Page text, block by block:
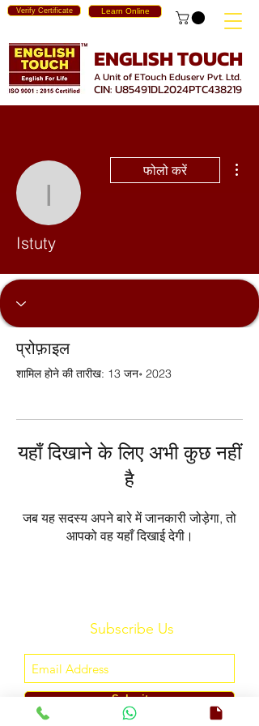
Learn Online
Verify Certificate
ENGLISH TOUCH
A Unit of ETouch Eduserv Pvt. Ltd.
CIN: U85491DL2024PTC438219
Istuty
फोलो करें
Istuty
प्रोफ़ाइल
शामिल होने की तारीख: 13 जन॰ 2023
यहाँ दिखाने के लिए अभी कुछ नहीं
है
जब यह सदस्य अपने बारे में जानकारी जोड़ेगा, तो
आपको वह यहाँ दिखाई देगी।
Subscribe Us
Submit